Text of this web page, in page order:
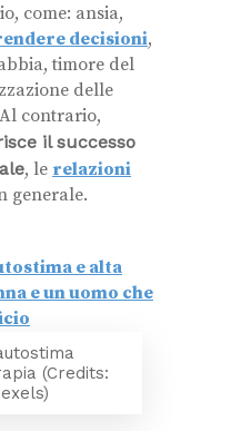
come: ansia,
decisioni,
timore del
delle
contrario,
il successo
, le relazioni
generale.
(Credits: